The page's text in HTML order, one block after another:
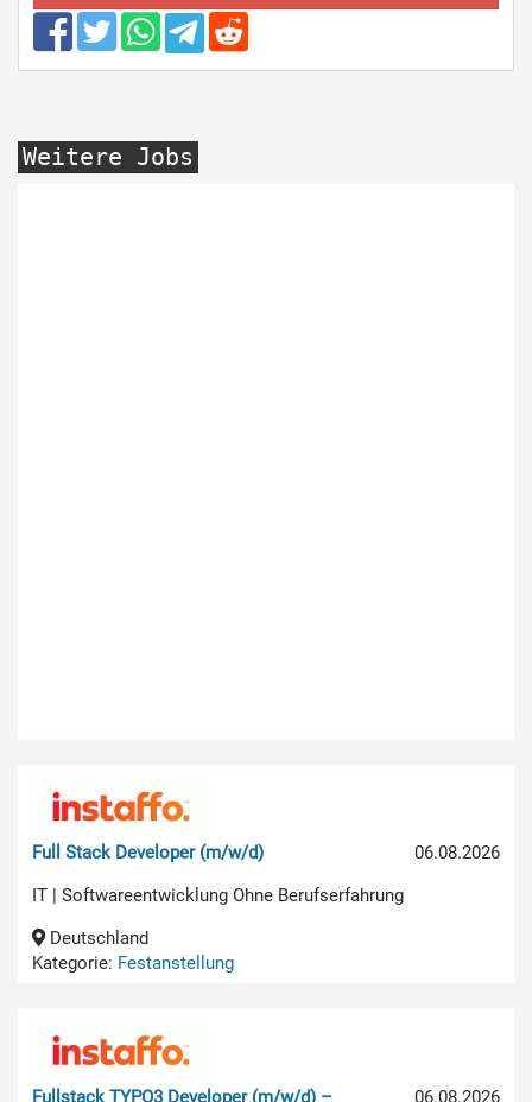
Weitere Jobs
06.08.2026
Full Stack Developer (m/w/d)
IT | Softwareentwicklung Ohne Berufserfahrung
Deutschland
Kategorie: Festanstellung
06.08.2026
Fullstack TYPO3 Developer (m/w/d) –